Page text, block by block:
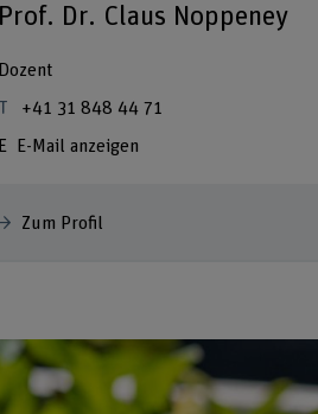
Prof. Dr. Claus Noppeney
Dozent
+41 31 848 44 71
E-Mail anzeigen
Zum Profil